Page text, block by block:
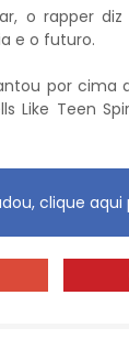
o rapper
e o futuro.
por cima
Like Teen
clique aqui